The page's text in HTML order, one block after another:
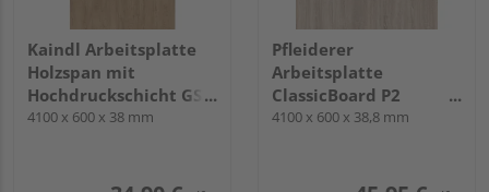
Kaindl Arbeitsplatte
Holzspan mit
Hochdruckschicht GS3
0 K5414 AW Eiche
4100 x 600 x 38 mm
Pfleiderer
Arbeitsplatte
ClassicBoard P2
R20039 Sonoma Eiche
4100 x 600 x 38,8 mm